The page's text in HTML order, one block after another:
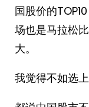
国股价的
场也是马拉松
大。
我觉得不如选